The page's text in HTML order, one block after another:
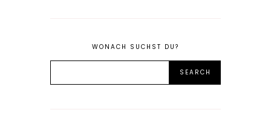
WONACH SUCHST DU?